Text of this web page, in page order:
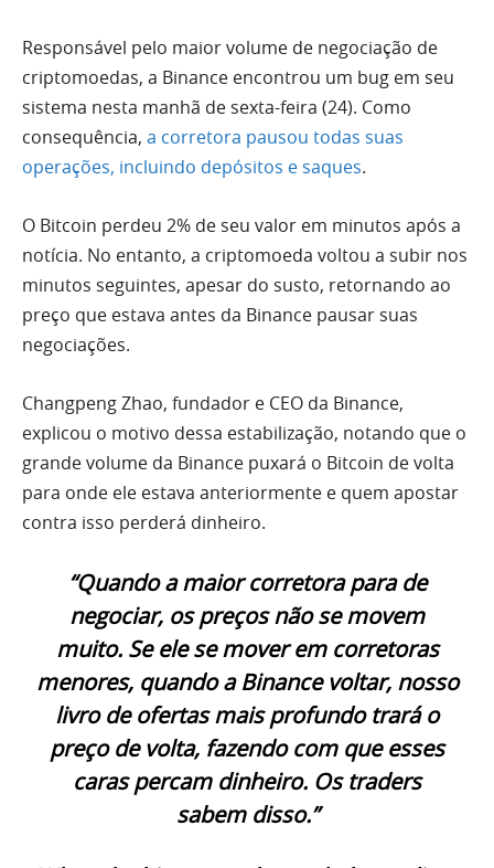
Responsável pelo maior volume de negociação de
criptomoedas, a Binance encontrou um bug em seu
sistema nesta manhã de sexta-feira (24). Como
consequência, a corretora pausou todas suas
operações, incluindo depósitos e saques.
O Bitcoin perdeu 2% de seu valor em minutos após a
notícia. No entanto, a criptomoeda voltou a subir nos
minutos seguintes, apesar do susto, retornando ao
preço que estava antes da Binance pausar suas
negociações.
Changpeng Zhao, fundador e CEO da Binance,
explicou o motivo dessa estabilização, notando que o
grande volume da Binance puxará o Bitcoin de volta
para onde ele estava anteriormente e quem apostar
contra isso perderá dinheiro.
“Quando a maior corretora para de
negociar, os preços não se movem
muito. Se ele se mover em corretoras
menores, quando a Binance voltar, nosso
livro de ofertas mais profundo trará o
preço de volta, fazendo com que esses
caras percam dinheiro. Os traders
sabem disso.”